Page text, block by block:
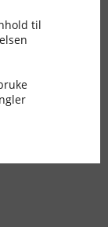
til